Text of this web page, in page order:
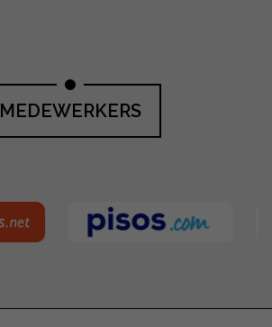
MEDEWERKERS